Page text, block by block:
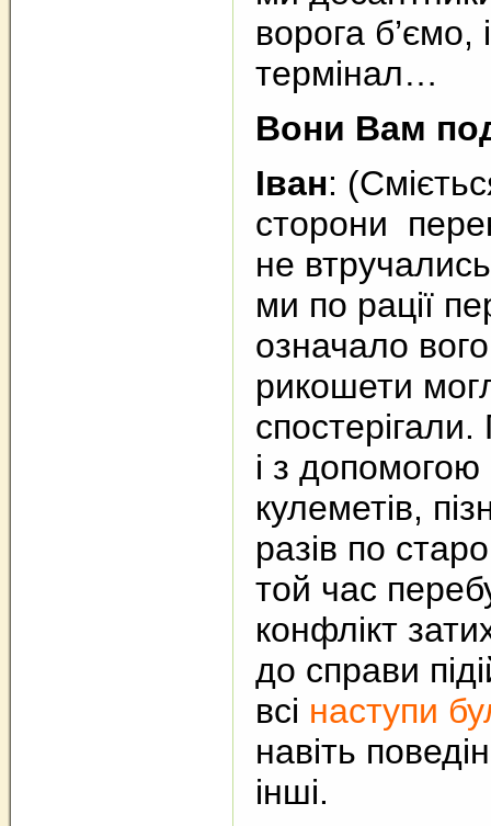
ворога
термінал…
Вони Вам
Іван:
сторони
не
ми по рації
означало
рикошети
і з допомогою
кулеметів,
разів по
той час
конфлікт
до справи
всі наступи
навіть
інші.